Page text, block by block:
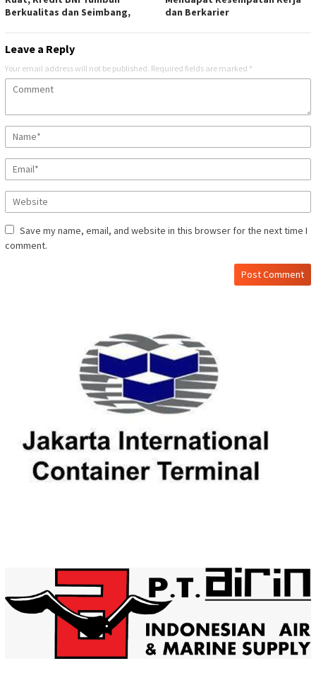
Berkualitas dan Seimbang,
dan Berkarier
Leave a Reply
Your email address will not be published. Required fields are marked *
Save my name, email, and website in this browser for the next time I
comment.